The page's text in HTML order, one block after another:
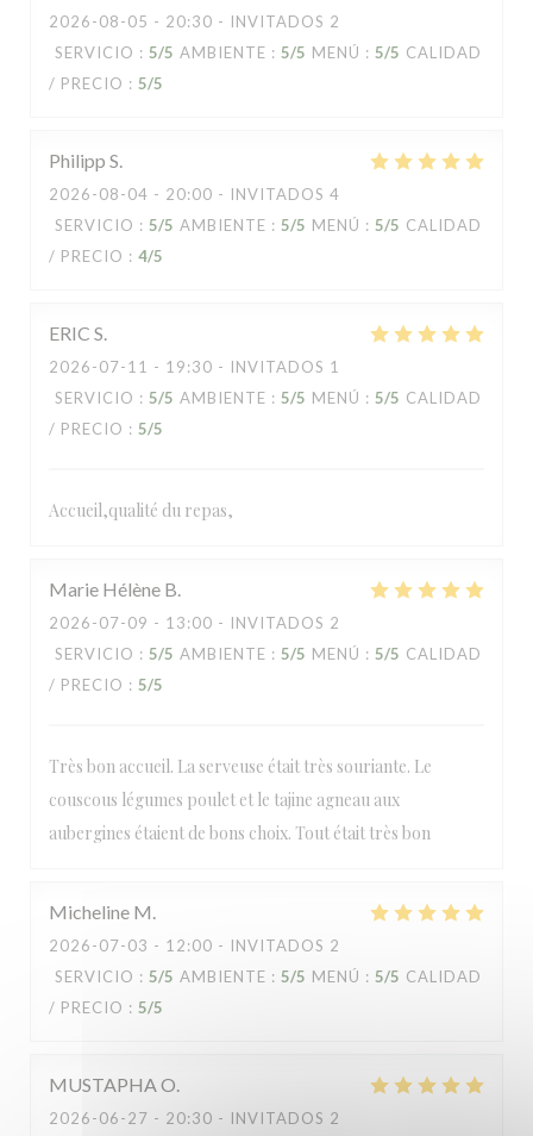
2026-08-05 - 20:30 - INVITADOS 2
SERVICIO : 5/5 AMBIENTE : 5/5 MENÚ : 5/5 CALIDAD
/ PRECIO : 5/5
Philipp S
2026-08-04 - 20:00 - INVITADOS 4
SERVICIO : 5/5 AMBIENTE : 5/5 MENÚ : 5/5 CALIDAD
/ PRECIO : 4/5
ERIC S
2026-07-11 - 19:30 - INVITADOS 1
SERVICIO : 5/5 AMBIENTE : 5/5 MENÚ : 5/5 CALIDAD
/ PRECIO : 5/5
Accueil,qualité du repas,
Marie Hélène B
2026-07-09 - 13:00 - INVITADOS 2
SERVICIO : 5/5 AMBIENTE : 5/5 MENÚ : 5/5 CALIDAD
/ PRECIO : 5/5
Très bon accueil. La serveuse était très souriante. Le
couscous légumes poulet et le tajine agneau aux
aubergines étaient de bons choix. Tout était très bon
Micheline M
2026-07-03 - 12:00 - INVITADOS 2
SERVICIO : 5/5 AMBIENTE : 5/5 MENÚ : 5/5 CALIDAD
/ PRECIO : 5/5
MUSTAPHA O
2026-06-27 - 20:30 - INVITADOS 2
La Mamounia